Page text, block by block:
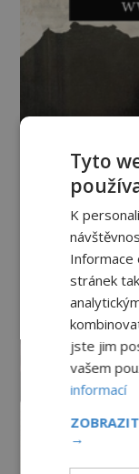
Tyto
K
Informace
stránek
jste jim
vašem
informací
→